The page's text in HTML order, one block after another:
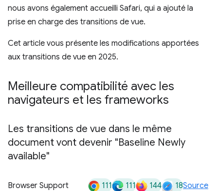
nous avons également accueilli Safari, qui a ajouté la
prise en charge des transitions de vue.
Cet article vous présente les modifications apportées
aux transitions de vue en 2025.
Meilleure compatibilité avec les
navigateurs et les frameworks
Les transitions de vue dans le même
document vont devenir "Baseline Newly
available"
Browser Support 111 111 144 18Source